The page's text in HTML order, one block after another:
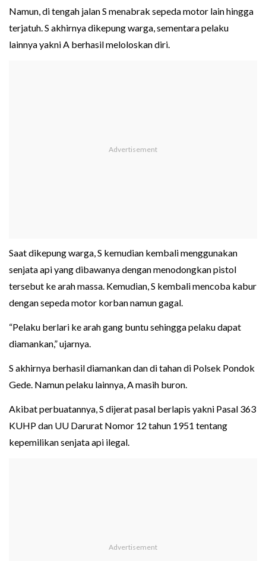
Namun, di tengah jalan S menabrak sepeda motor lain hingga
terjatuh. S akhirnya dikepung warga, sementara pelaku
lainnya yakni A berhasil meloloskan diri.
Saat dikepung warga, S kemudian kembali menggunakan
senjata api yang dibawanya dengan menodongkan pistol
tersebut ke arah massa. Kemudian, S kembali mencoba kabur
dengan sepeda motor korban namun gagal.
“Pelaku berlari ke arah gang buntu sehingga pelaku dapat
diamankan,” ujarnya.
S akhirnya berhasil diamankan dan di tahan di Polsek Pondok
Gede. Namun pelaku lainnya, A masih buron.
Akibat perbuatannya, S dijerat pasal berlapis yakni Pasal 363
KUHP dan UU Darurat Nomor 12 tahun 1951 tentang
kepemilikan senjata api ilegal.